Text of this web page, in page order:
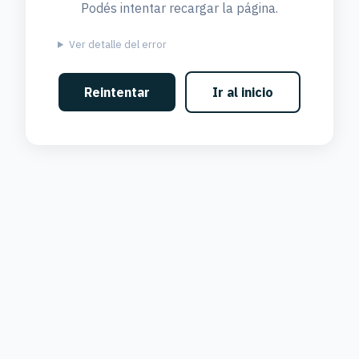
Podés intentar recargar la página.
Ver detalle del error
Reintentar Ir al inicio